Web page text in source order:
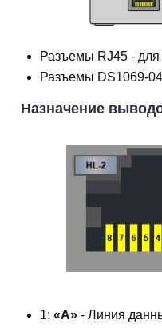
Разъемы RJ45 - для
Разъемы DS1069-
Назначение
1: «A» - Линия